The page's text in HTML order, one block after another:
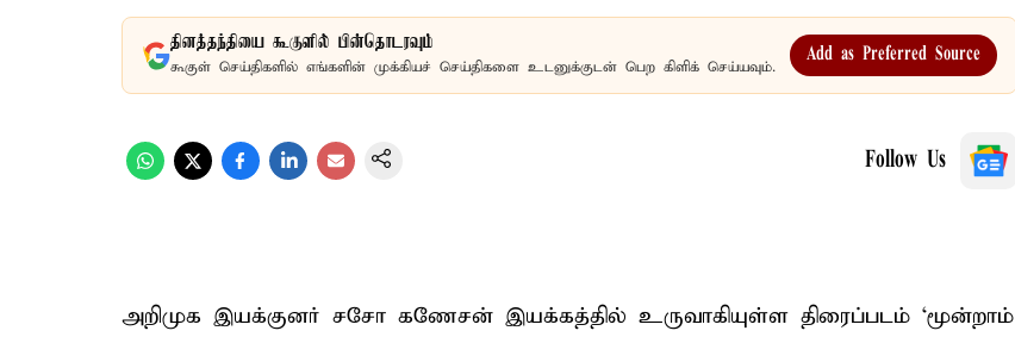
தினத்தந்தியை கூகுளில் பின்தொடரவும்
கூகுள் செய்திகளில் எங்களின் முக்கியச் செய்திகளை உடனுக்குடன் பெற கிளிக் செய்யவும்.
Add as Preferred Source
Follow Us
அறிமுக இயக்குனர் சசோ கணேசன் இயக்கத்தில் உருவாகியுள்ள திரைப்படம் ‘மூன்றாம்